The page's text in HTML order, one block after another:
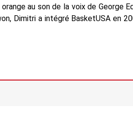
au son de la voix de George
Dimitri a intégré BasketUSA en